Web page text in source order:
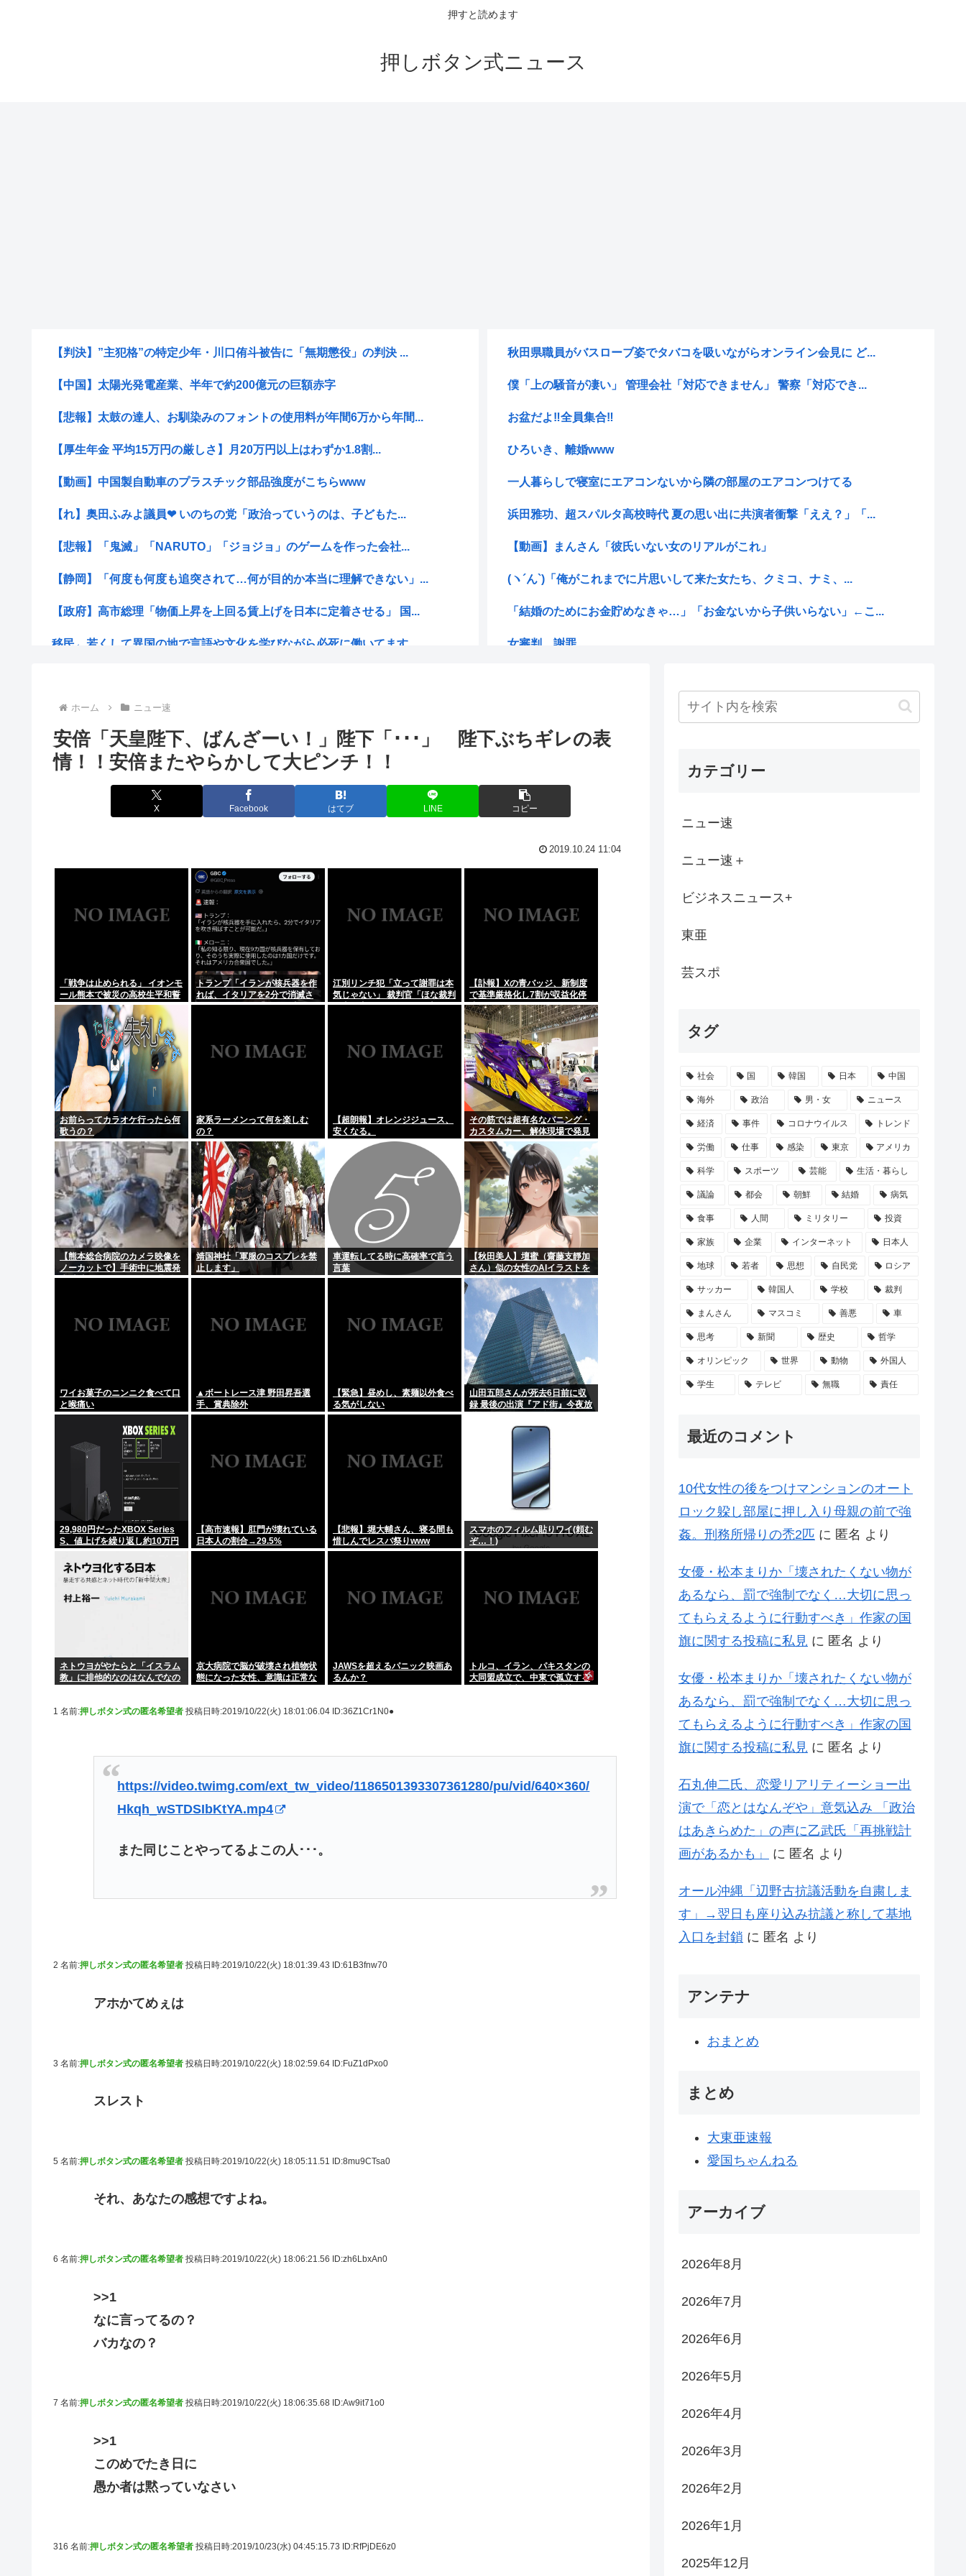
押すと読めます
押しボタン式ニュース
【判決】”主犯格”の特定少年・川口侑斗被告に「無期懲役」の判決 ...
【中国】太陽光発電産業、半年で約200億元の巨額赤字
【悲報】太鼓の達人、お馴染みのフォントの使用料が年間6万から年間...
【厚生年金 平均15万円の厳しさ】月20万円以上はわずか1.8割...
【動画】中国製自動車のプラスチック部品強度がこちらwww
【れ】奥田ふみよ議員❤‍ いのちの党「政治っていうのは、子どもた...
【悲報】「鬼滅」「NARUTO」「ジョジョ」のゲームを作った会社...
【静岡】「何度も何度も追突されて…何が目的か本当に理解できない」...
【政府】高市総理「物価上昇を上回る賃上げを日本に定着させる」 国...
移民←若くして異国の地で言語や文化を学びながら必死に働いてます
【悲報】「HUNTER×HUNTER」のビヨンド=ネテロさん、何...
ファン「ドラゴボの連載再開して！」とよたろう「ありがとう伝わりま...
元EXILE・黒木啓司、妻・宮崎麗果被告へのDV事案で逮捕されて...
ドパガキ・Z世代のせいで廃れてきた文化
【困惑】豚汁の事とんじるって呼ぶヤツって野生の豚を見たら「とん」...
内閣広報官「高市総理が避難所を3分しか視察しなかったなんてデマ！...
【動画】公園の水飲み場で前屈みで水を飲む女子、危うく乳が見えてし...
次の総理って小泉か林か小林なんか
北斗晶、北海道大学生暴行死で無期懲役判決に 「若年層だからって、...
6月の消費支出-3.3%で7か月連続マイナス 総務省「貯蓄に回っ...
【悲報】なぜ看護師さんは性格が悪い人が多いのか？・・・・・・・・...
ぶっちゃけ戦争で人が死にまくるのって普通に面白くね？
秋田県職員がバスローブ姿でタバコを吸いながらオンライン会見に ど...
僕「上の騒音が凄い」 管理会社「対応できません」 警察「対応でき...
お盆だよ‼全員集合‼
ひろいき、離婚www
一人暮らしで寝室にエアコンないから隣の部屋のエアコンつけてる
浜田雅功、超スパルタ高校時代 夏の思い出に共演者衝撃「ええ？」「...
【動画】まんさん「彼氏いない女のリアルがこれ」
(ヽ´ん`)「俺がこれまでに片思いして来た女たち、クミコ、ナミ、...
「結婚のためにお金貯めなきゃ…」「お金ないから子供いらない」←こ...
女審判、謝罪
2mの奴に身長170cmが勝てる可能性が一番高い格闘技
両親「もう結婚しろとは言わない。でも老後に独りはキツイぞ。どうす...
年収20億、ヒカキン「熊本のために2000万寄付しました。」
【画像】坂口杏里、逃走して便器にこびりついた カスまで晒されるw...
俺は身長165センチだけどそんなに低くないよね？
言うほど凄いか？っていう人物または有名人っている？
自宅の庭でBBQをしていた男性、子供たちを守ろうとして殺害されて...
佐藤二朗（さとじろ）、撮影中止www
高橋洋一「円安は近隣窮乏化。日本には得でも米国には迷惑だった」
「佐々木希」に夫・渡部建の影がまったくナシ 20周年の節目に俳優...
そ し て 誰 も テレビ 見 な く な ...
来月からコカコーラが220円に値上げ
ホーム ニュー速
安倍「天皇陛下、ばんざーい！」陛下「･･･」 陛下ぶちギレの表
情！！安倍またやらかして大ピンチ！！
X Facebook はてブ LINE コピー
2019.10.24 11:04
「戦争は止められる」 イオンモ
ール熊本で被災の高校生平和誓
う
トランプ「イランが核兵器を作
れば、イタリアを2分で消滅さ
せる」メローニ「使った事ある
江別リンチ犯「立って謝罪は本
気じゃない」 裁判官「ほな裁判
で土下座してないキミは本気じ
【訃報】Xの青バッジ、新制度
で基準厳格化し7割が収益化停
止へwmwmwmwmwmwmw
お前らってカラオケ行ったら何
歌うの？
家系ラーメンって何を楽しむ
の？
【超朗報】オレンジジュース、
安くなる。
その筋では超有名なバニング・
カスタムカー、解体現場で発見
され話題に
【熊本総合病院のカメラ映像を
ノーカットで】手術中に地震発
生 患者ファースト 医師ら緊迫
靖国神社「軍服のコスプレを禁
止します」
車運転してる時に高確率で言う
言葉
【秋田美人】壇蜜（齋藤支靜加
さん）似の女性のAIイラストを
貼るぞ！おぱーい！おへそ！マ
ン毛！
ワイお菓子のニンニク食べて口
と喉痛い
▲ボートレース津 野田昇吾選
手、賞典除外
【緊急】昼めし、素麺以外食べ
る気がしない
山田五郎さんが死去6日前に収
録 最後の出演『アド街』今夜放
29,980円だったXBOX Series
S、値上げを繰り返し約10万円
【高市速報】肛門が壊れている
日本人の割合→29.5%
【悲報】堀大輔さん、寝る間も
惜しんでレスバ祭りwww
スマホのフィルム貼りワイ(頼む
ぞ…！)
ネトウヨがやたらと「イスラム
教」に排他的なのはなんでなの
京大病院で脳が破壊され植物状
態になった女性、意識は正常な
JAWSを超えるパニック映画あ
るんか？
トルコ、イラン、パキスタンの
大同盟成立で、中東で孤立する
1 名前:押しボタン式の匿名希望者 投稿日時:2019/10/22(火) 18:01:06.04 ID:36Z1Cr1N0●
https://video.twimg.com/ext_tw_video/1186501393307361280/pu/vid/640×360/
Hkqh_wSTDSIbKtYA.mp4
また同じことやってるよこの人･･･。
2 名前:押しボタン式の匿名希望者 投稿日時:2019/10/22(火) 18:01:39.43 ID:61B3fnw70
アホかてめぇは
3 名前:押しボタン式の匿名希望者 投稿日時:2019/10/22(火) 18:02:59.64 ID:FuZ1dPxo0
スレスト
5 名前:押しボタン式の匿名希望者 投稿日時:2019/10/22(火) 18:05:11.51 ID:8mu9CTsa0
それ、あなたの感想ですよね。
6 名前:押しボタン式の匿名希望者 投稿日時:2019/10/22(火) 18:06:21.56 ID:zh6LbxAn0
>>1
なに言ってるの？
バカなの？
7 名前:押しボタン式の匿名希望者 投稿日時:2019/10/22(火) 18:06:35.68 ID:Aw9it71o0
>>1
このめでたき日に
愚か者は黙っていなさい
316 名前:押しボタン式の匿名希望者 投稿日時:2019/10/23(水) 04:45:15.73 ID:RfPjDE6z0
カテゴリー
ニュー速
ニュー速＋
ビジネスニュース+
東亜
芸スポ
タグ
社会 国 韓国 日本 中国
海外 政治 男・女 ニュース
経済 事件 コロナウイルス トレンド
労働 仕事 感染 東京 アメリカ
科学 スポーツ 芸能 生活・暮らし
議論 都会 朝鮮 結婚 病気
食事 人間 ミリタリー 投資
家族 企業 インターネット 日本人
地球 若者 思想 自民党 ロシア
サッカー 韓国人 学校 裁判
まんさん マスコミ 善悪 車
思考 新聞 歴史 哲学
オリンピック 世界 動物 外国人
学生 テレビ 無職 責任
最近のコメント
10代女性の後をつけマンションのオート
ロック躱し部屋に押し入り母親の前で強
姦。刑務所帰りの禿2匹 に 匿名 より
女優・松本まりか「壊されたくない物が
あるなら、罰で強制でなく…大切に思っ
てもらえるように行動すべき」作家の国
旗に関する投稿に私見 に 匿名 より
女優・松本まりか「壊されたくない物が
あるなら、罰で強制でなく…大切に思っ
てもらえるように行動すべき」作家の国
旗に関する投稿に私見 に 匿名 より
石丸伸二氏、恋愛リアリティーショー出
演で「恋とはなんぞや」意気込み 「政治
はあきらめた」の声に乙武氏「再挑戦計
画があるかも」
に 匿名 より
オール沖縄「辺野古抗議活動を自粛しま
す」→翌日も座り込み抗議と称して基地
入口を封鎖 に 匿名 より
アンテナ
おまとめ
まとめ
大東亜速報
愛国ちゃんねる
アーカイブ
2026年8月
2026年7月
2026年6月
2026年5月
2026年4月
2026年3月
2026年2月
2026年1月
2025年12月